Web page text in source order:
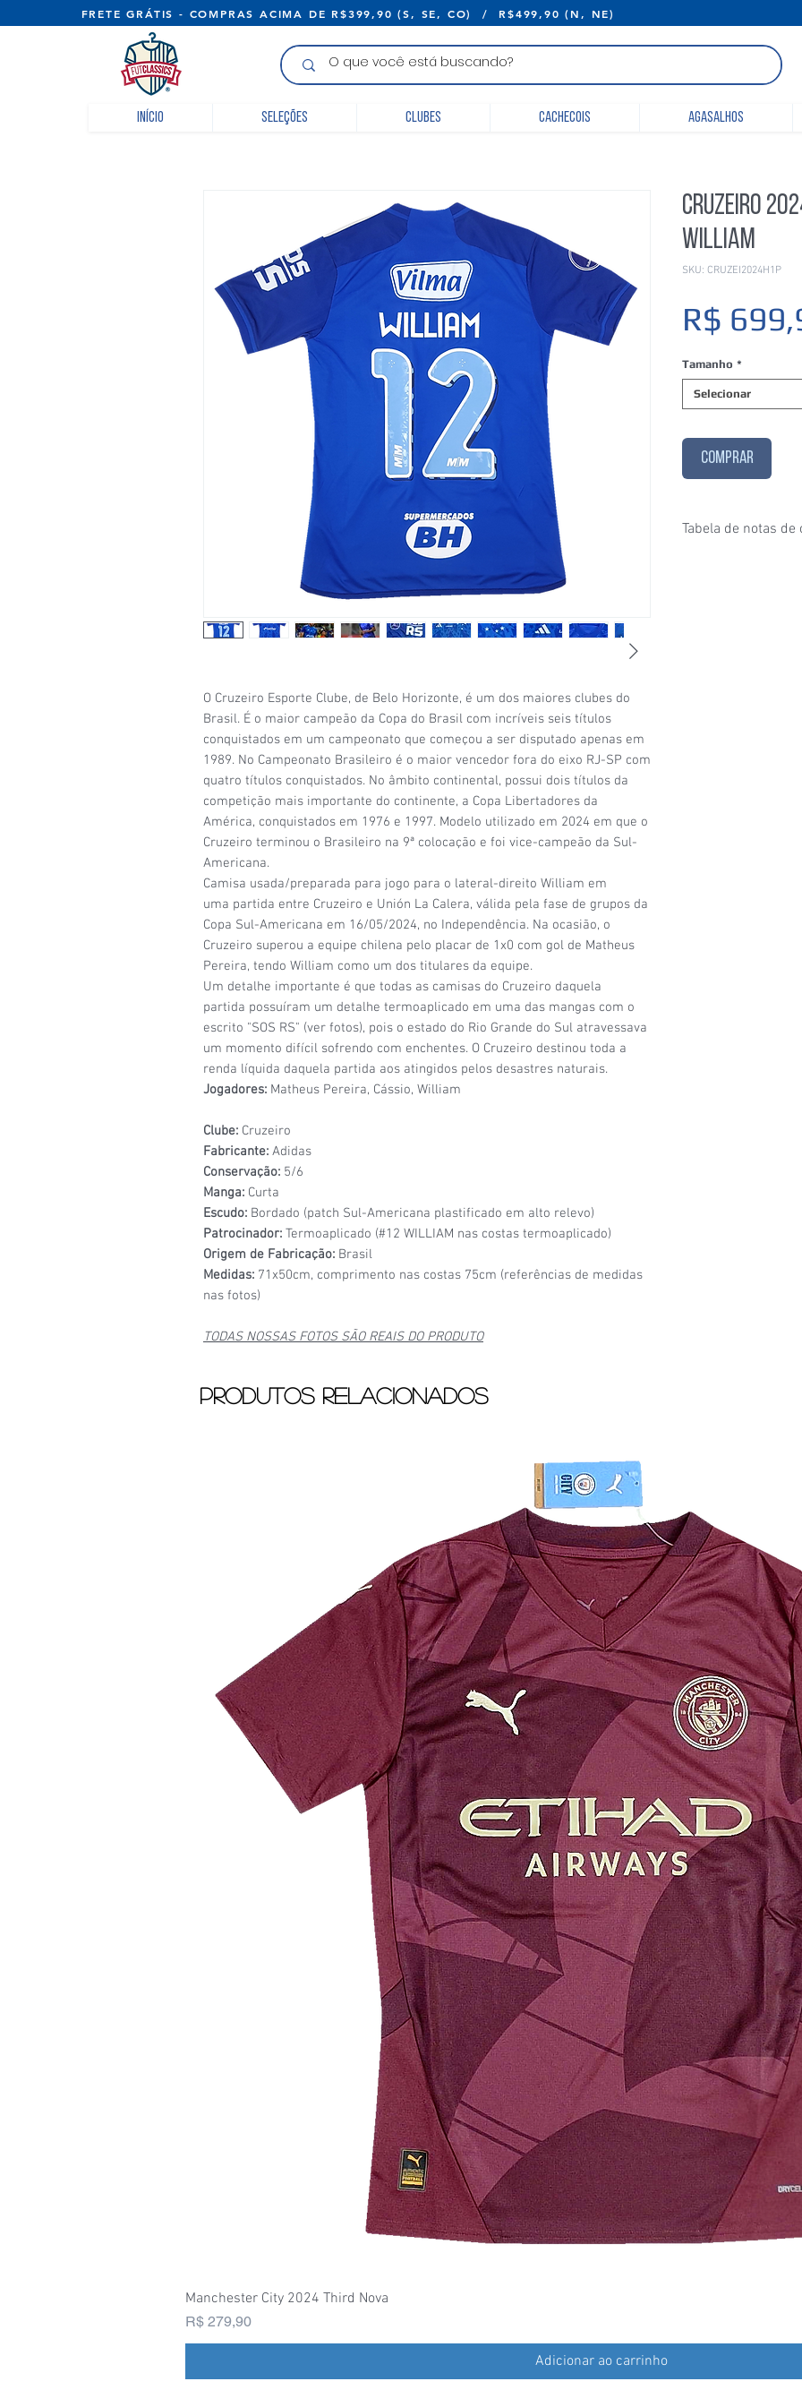
FRETE GRÁTIS - COMPRAS ACIMA DE R$399,90 (S, SE, CO) / R$499,90 (N,
Início Seleções Clubes Cachecois Agasalhos
O Cruzeiro Esporte Clube, de Belo Horizonte, é um dos maiores clubes do
Brasil. É o maior campeão da Copa do Brasil com incríveis seis títulos
conquistados em um campeonato que começou a ser disputado apenas em
1989. No Campeonato Brasileiro é o maior vencedor fora do eixo RJ-SP com
quatro títulos conquistados. No âmbito continental, possui dois títulos da
competição mais importante do continente, a Copa Libertadores da
América, conquistados em 1976 e 1997. Modelo utilizado em 2024 em que o
Cruzeiro terminou o Brasileiro na 9ª colocação e foi vice-campeão da Sul-
Americana.
Camisa usada/preparada para jogo para o lateral-direito William em
uma partida entre Cruzeiro e Unión La Calera, válida pela fase de grupos da
Copa Sul-Americana em 16/05/2024, no Independência. Na ocasião, o
Cruzeiro superou a equipe chilena pelo placar de 1x0 com gol de Matheus
Pereira, tendo William como um dos titulares da equipe.
Um detalhe importante é que todas as camisas do Cruzeiro daquela
partida possuíram um detalhe termoaplicado em uma das mangas com o
escrito "SOS RS" (ver fotos), pois o estado do Rio Grande do Sul atravessava
um momento difícil sofrendo com enchentes. O Cruzeiro destinou toda a
renda líquida daquela partida aos atingidos pelos desastres naturais.
Jogadores: Matheus Pereira, Cássio, William
Clube: Cruzeiro
Fabricante: Adidas
Conservação: 5/6
Manga: Curta
Escudo: Bordado (patch Sul-Americana plastificado em alto relevo)
Patrocinador: Termoaplicado (#12 WILLIAM nas costas termoaplicado)
Origem de Fabricação: Brasil
Medidas: 71x50cm, comprimento nas costas 75cm (referências de medidas
nas fotos)
TODAS NOSSAS FOTOS SÃO REAIS DO PRODUTO
Cruzeiro
William
SKU: CRUZEI2024H1P
R$
Tamanho *
Selecionar
COMPRAR
Tabela de notas de
Produtos relacionados
Manchester City 2024 Third Nova
Preço
R$ 279,90
Adicionar ao carrinho